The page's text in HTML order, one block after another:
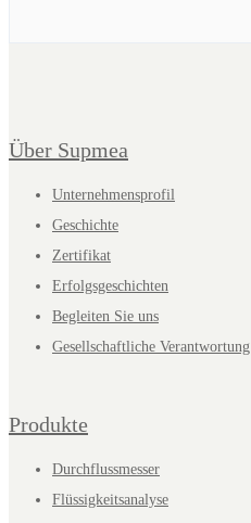
Über Supmea
Unternehmensprofil
Geschichte
Zertifikat
Erfolgsgeschichten
Begleiten Sie uns
Gesellschaftliche Verantwortung
Produkte
Durchflussmesser
Flüssigkeitsanalyse